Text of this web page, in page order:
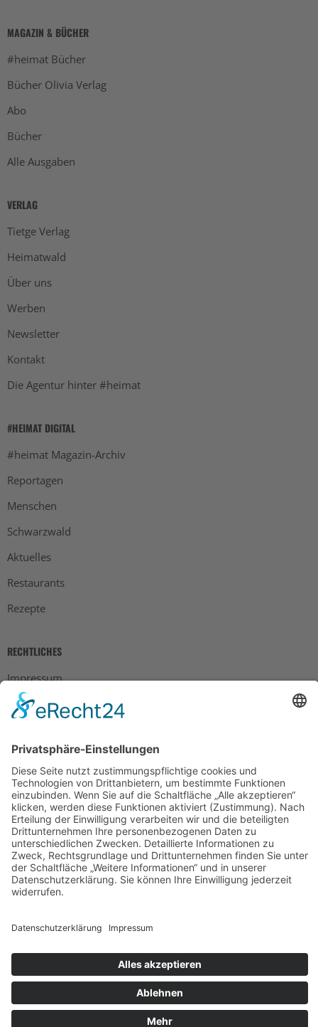
MAGAZIN & BÜCHER
#heimat Bücher
Bücher Olivia Verlag
Abo
Bücher
Alle Ausgaben
VERLAG
Tietge Verlag
Heimatwald
Über uns
Werben
Newsletter
Kontakt
Die Agentur hinter #heimat
#HEIMAT DIGITAL
#heimat Magazin-Archiv
Reportagen
Menschen
Schwarzwald
Aktuelles
Restaurants
Rezepte
RECHTLICHES
Impressum
Datenschutz
Widerrufsbelehrung
Bankdaten
© 2026 Tietge GmbH, Wilhelmstraße 31, 77654 Offenburg – Alle Rechte
vorbehalten. *Preisangaben inkl. gesetzl. MwSt. und zzgl.
Versandkosten.